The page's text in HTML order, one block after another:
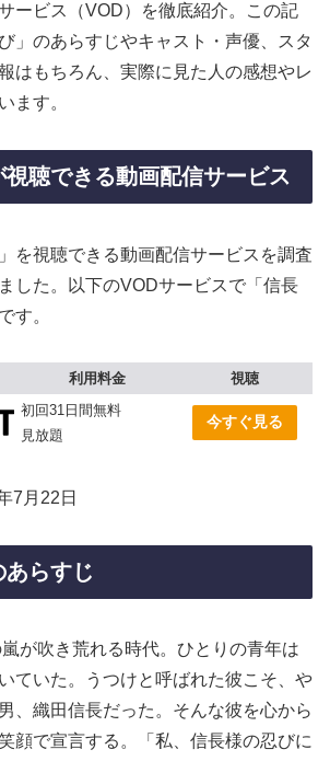
ービス（VOD）を徹底紹介。この記
」のあらすじやキャスト・声優、スタ
はもちろん、実際に見た人の感想やレ
ます。
聴できる動画配信サービス
を視聴できる動画配信サービスを調査
した。以下のVODサービスで「信長
す。
利用料金
視聴
初回31日間無料
見放題
今すぐ見る
7月22日
らすじ
が吹き荒れる時代。ひとりの青年は
ていた。うつけと呼ばれた彼こそ、や
、織田信長だった。そんな彼を心から
顔で宣言する。「私、信長様の忍びに